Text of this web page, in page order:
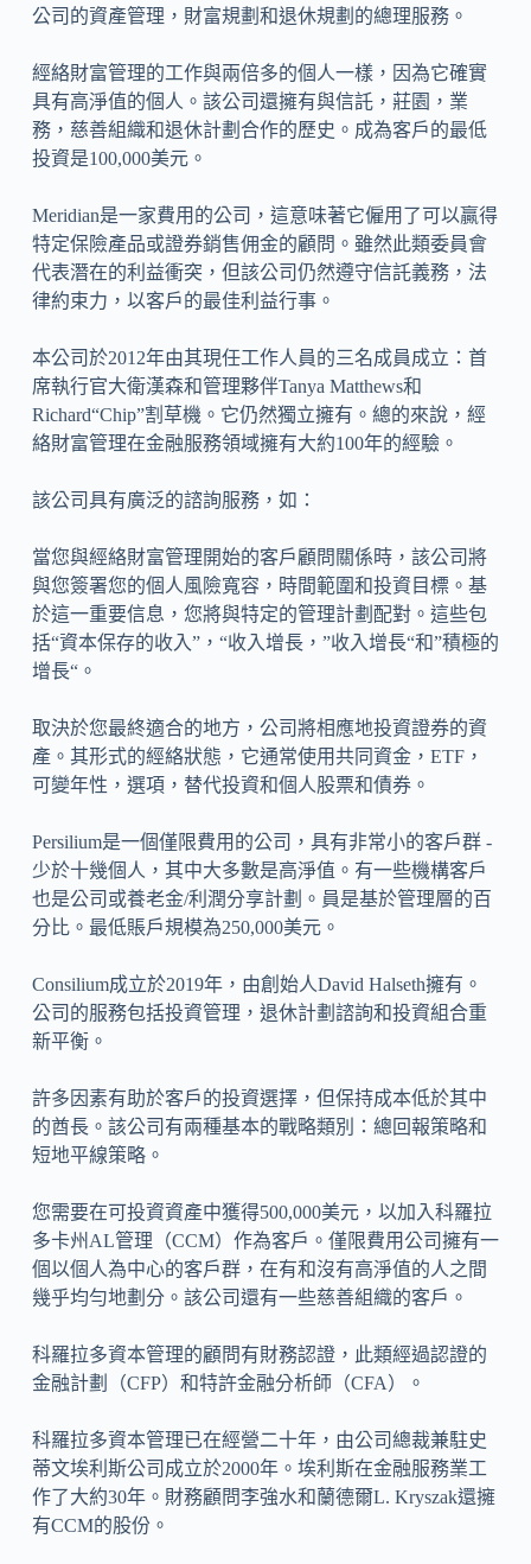
公司的資產管理，財富規劃和退休規劃的總理服務。
經絡財富管理的工作與兩倍多的個人一樣，因為它確實
具有高淨值的個人。該公司還擁有與信託，莊園，業
務，慈善組織和退休計劃合作的歷史。成為客戶的最低
投資是100,000美元。
Meridian是一家費用的公司，這意味著它僱用了可以贏得
特定保險產品或證券銷售佣金的顧問。雖然此類委員會
代表潛在的利益衝突，但該公司仍然遵守信託義務，法
律約束力，以客戶的最佳利益行事。
本公司於2012年由其現任工作人員的三名成員成立：首
席執行官大衛漢森和管理夥伴Tanya Matthews和
Richard“Chip”割草機。它仍然獨立擁有。總的來說，經
絡財富管理在金融服務領域擁有大約100年的經驗。
該公司具有廣泛的諮詢服務，如：
當您與經絡財富管理開始的客戶顧問關係時，該公司將
與您簽署您的個人風險寬容，時間範圍和投資目標。基
於這一重要信息，您將與特定的管理計劃配對。這些包
括“資本保存的收入”，“收入增長，”收入增長“和”積極的
增長“。
取決於您最終適合的地方，公司將相應地投資證券的資
產。其形式的經絡狀態，它通常使用共同資金，ETF，
可變年性，選項，替代投資和個人股票和債券。
Persilium是一個僅限費用的公司，具有非常小的客戶群 -
少於十幾個人，其中大多數是高淨值。有一些機構客戶
也是公司或養老金/利潤分享計劃。員是基於管理層的百
分比。最低賬戶規模為250,000美元。
Consilium成立於2019年，由創始人David Halseth擁有。
公司的服務包括投資管理，退休計劃諮詢和投資組合重
新平衡。
許多因素有助於客戶的投資選擇，但保持成本低於其中
的酋長。該公司有兩種基本的戰略類別：總回報策略和
短地平線策略。
您需要在可投資資產中獲得500,000美元，以加入科羅拉
多卡州AL管理（CCM）作為客戶。僅限費用公司擁有一
個以個人為中心的客戶群，在有和沒有高淨值的人之間
幾乎均勻地劃分。該公司還有一些慈善組織的客戶。
科羅拉多資本管理的顧問有財務認證，此類經過認證的
金融計劃（CFP）和特許金融分析師（CFA）。
科羅拉多資本管理已在經營二十年，由公司總裁兼駐史
蒂文埃利斯公司成立於2000年。埃利斯在金融服務業工
作了大約30年。財務顧問李強水和蘭德爾L. Kryszak還擁
有CCM的股份。